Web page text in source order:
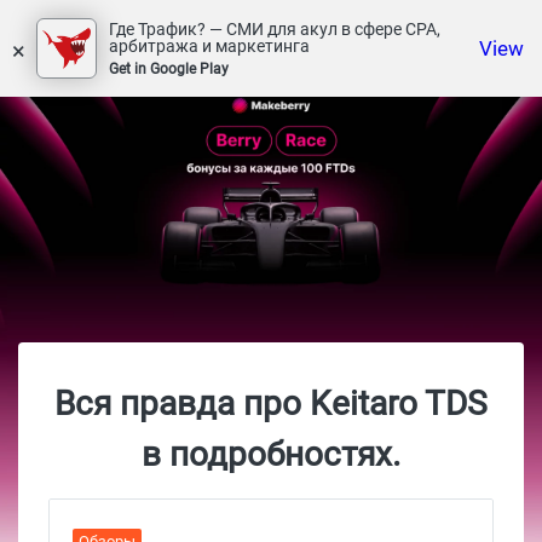
×
Где Трафик? — СМИ для акул в сфере СРА,
арбитража и маркетинга
Get in Google Play
View
Вся правда про Keitaro TDS
в подробностях.